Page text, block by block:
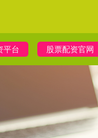
平台 股票配资官网